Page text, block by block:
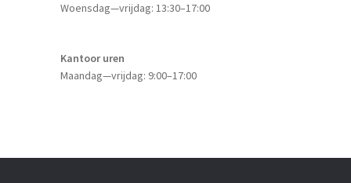
Woensdag—vrijdag: 13:30–17:00
Kantoor uren
Maandag—vrijdag: 9:00–17:00